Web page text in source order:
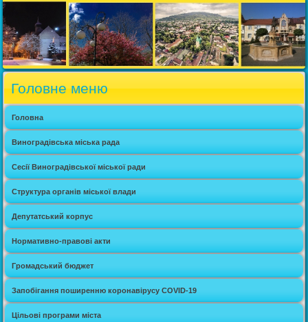
Головне меню
Головна
Виноградівська міська рада
Сесії Виноградівської міської ради
Структура органів міської влади
Депутатський корпус
Нормативно-правові акти
Громадський бюджет
Запобігання поширенню коронавірусу COVID-19
Цільові програми міста